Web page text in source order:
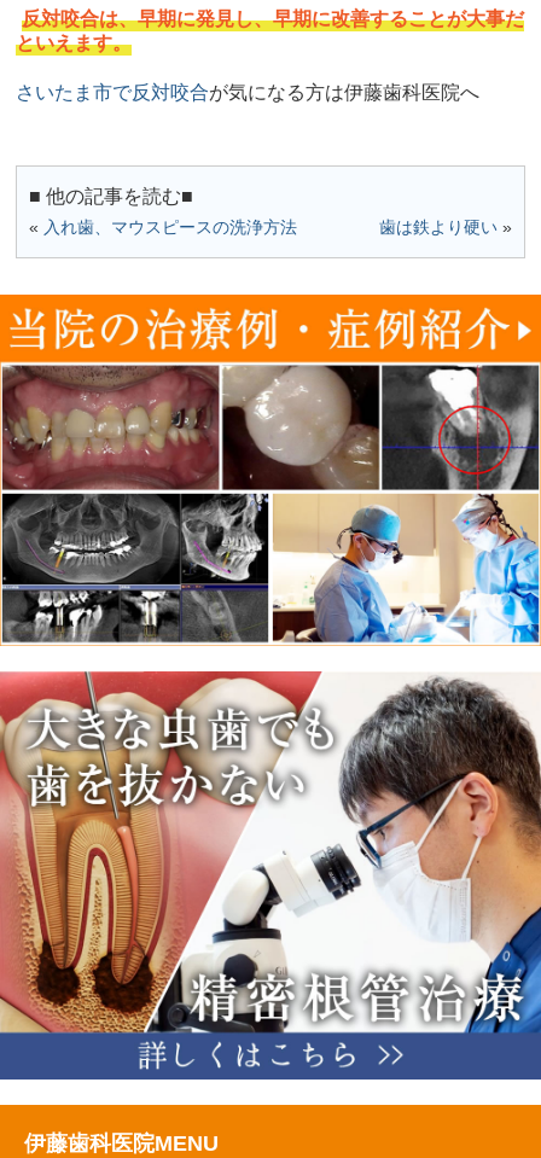
反対咬合は、早期に発見し、早期に改善することが大事だ
といえます。
さいたま市で反対咬合が気になる方は伊藤歯科医院へ
■ 他の記事を読む■
« 入れ歯、マウスピースの洗浄方法 歯は鉄より硬い»
伊藤歯科医院MENU